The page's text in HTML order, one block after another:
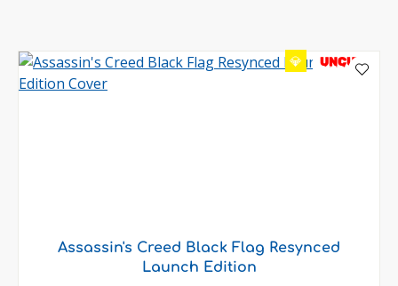
💎 UNCUT
Assassin's Creed Black Flag Resynced
Launch Edition